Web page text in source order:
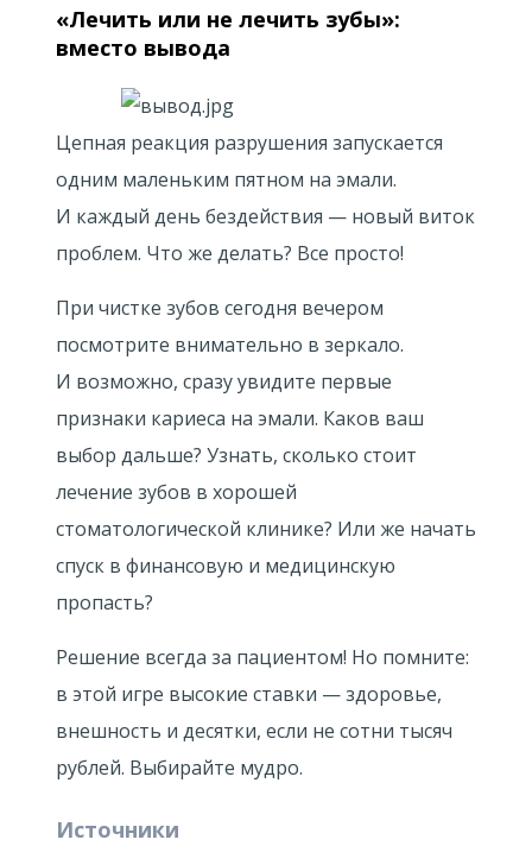
«Лечить или не лечить зубы»:
вместо вывода
Цепная реакция разрушения запускается
одним маленьким пятном на эмали.
И каждый день бездействия — новый виток
проблем. Что же делать? Все просто!
При чистке зубов сегодня вечером
посмотрите внимательно в зеркало.
И возможно, сразу увидите первые
признаки кариеса на эмали. Каков ваш
выбор дальше? Узнать, сколько стоит
лечение зубов в хорошей
стоматологической клинике? Или же начать
спуск в финансовую и медицинскую
пропасть?
Решение всегда за пациентом! Но помните:
в этой игре высокие ставки — здоровье,
внешность и десятки, если не сотни тысяч
рублей. Выбирайте мудро.
Источники